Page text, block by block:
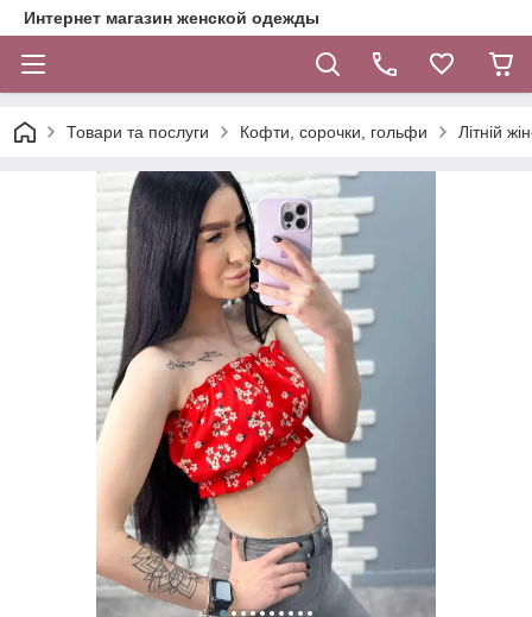
Интернет магазин женской одежды
Товари та послуги Кофти, сорочки, гольфи Літній